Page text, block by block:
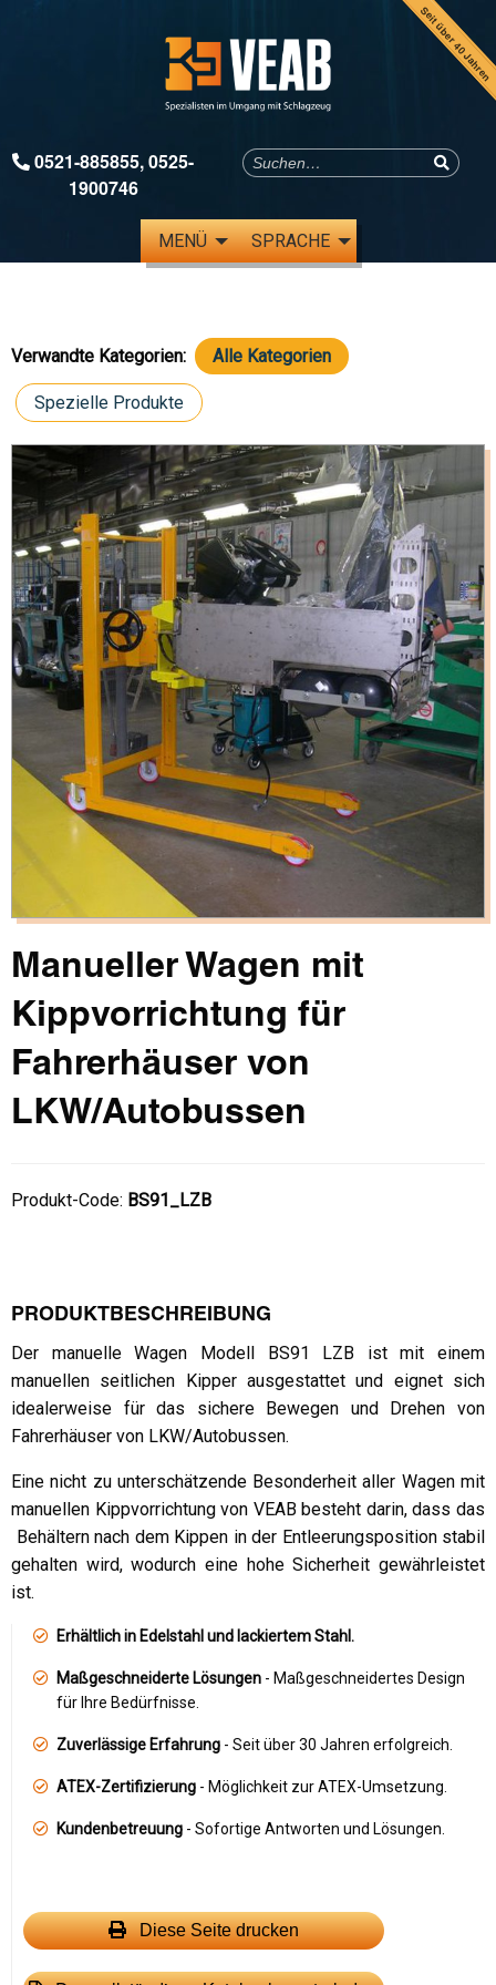
Seit über 40 Jahren
0521-885855,0525-
1900746
MENÜ SPRACHE
Verwandte Kategorien: Alle Kategorien
Spezielle Produkte
Manueller Wagen mit
Kippvorrichtung für
Fahrerhäuser von
LKW/Autobussen
Produkt-Code: BS91_LZB
PRODUKTBESCHREIBUNG
Der manuelle Wagen Modell BS91 LZB ist mit einem
manuellen seitlichen Kipper ausgestattet und eignet sich
idealerweise für das sichere Bewegen und Drehen von
Fahrerhäuser von LKW/Autobussen.
Eine nicht zu unterschätzende Besonderheit aller Wagen mit
manuellen Kippvorrichtung von VEAB besteht darin, dass das
Behältern nach dem Kippen in der Entleerungsposition stabil
gehalten wird, wodurch eine hohe Sicherheit gewährleistet
ist.
Erhältlich in Edelstahl und lackiertem Stahl.
Maßgeschneiderte Lösungen - Maßgeschneidertes Design
für Ihre Bedürfnisse.
Zuverlässige Erfahrung - Seit über 30 Jahren erfolgreich.
ATEX-Zertifizierung - Möglichkeit zur ATEX-Umsetzung.
Kundenbetreuung - Sofortige Antworten und Lösungen.
Diese Seite drucken